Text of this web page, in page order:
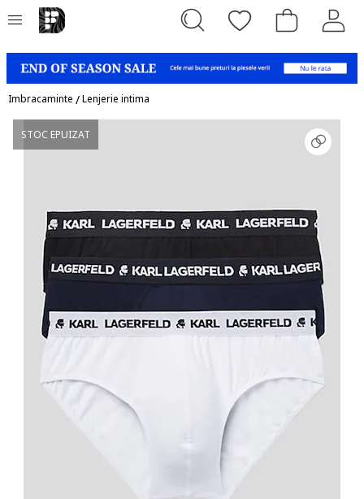
Imbracaminte /Lenjerie intima
STOC EPUIZAT